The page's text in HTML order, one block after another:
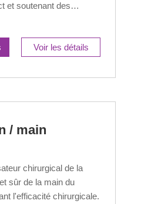
et soutenant des
Voir les détails
/ main
chirurgical de la
sûr de la main du
l'efficacité chirurgicale.